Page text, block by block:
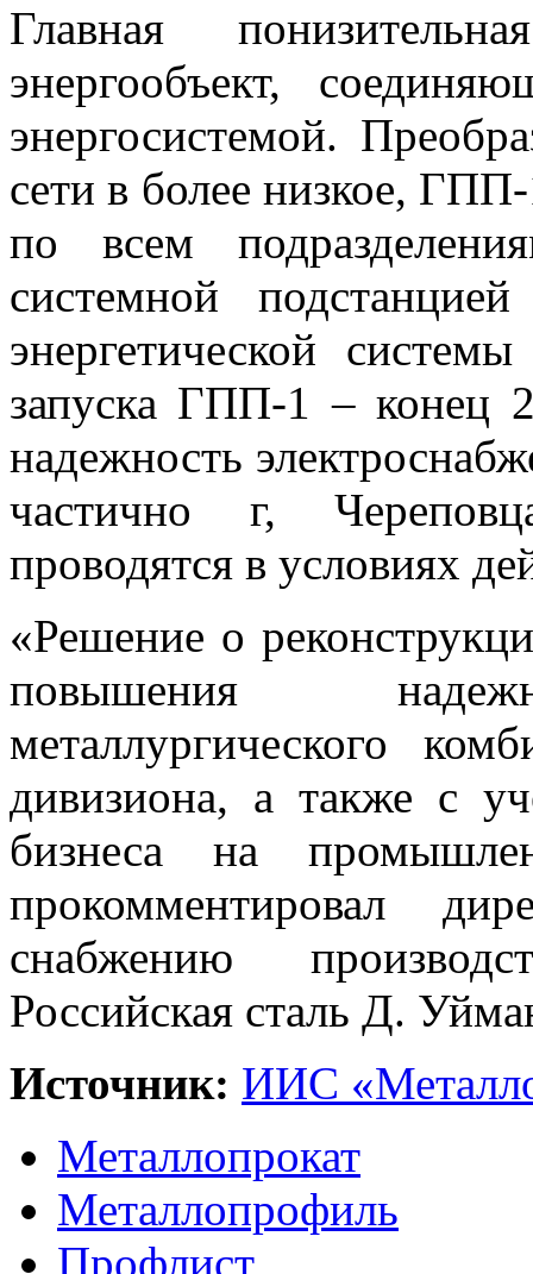
Главная
энергообъект,
энергосистемой.
сети в более низкое,
по всем
системной
энергетической
запуска ГПП-1 – конец
надежность
частично г,
проводятся в условиях
«Решение о
повышения
металлургического
дивизиона, а также с
бизнеса на
прокомментировал
снабжению
Российская сталь Д.
Источник: ИИС
Металлопрокат
Металлопрофиль
Профлист